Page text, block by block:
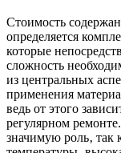
Стоимость
определяется
которые
сложность
из центральных
применения
ведь от этого
регулярном
значимую роль‚ так